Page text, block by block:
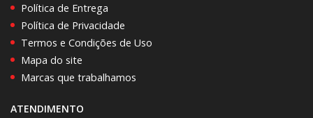
Política de Entrega
Política de Privacidade
Termos e Condições de Uso
Mapa do site
Marcas que trabalhamos
ATENDIMENTO